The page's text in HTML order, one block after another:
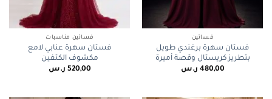
فساتين
فستان سهرة برغندي طويل
بتطريز كريستال وقصة أميرة
480,00 ر.س
فساتين مناسبات
فستان سهرة عنابي لامع
مكشوف الكتفين
520,00 ر.س